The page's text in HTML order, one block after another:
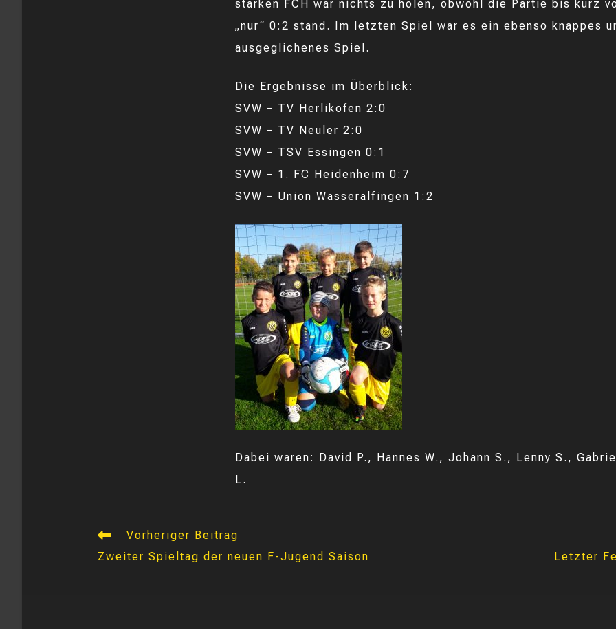
starken FCH war nichts zu holen, obwohl die Partie bis kurz
„nur“ 0:2 stand. Im letzten Spiel war es ein ebenso knappes
ausgeglichenes Spiel.
Die Ergebnisse im Überblick:
SVW – TV Herlikofen 2:0
SVW – TV Neuler 2:0
SVW – TSV Essingen 0:1
SVW – 1. FC Heidenheim 0:7
SVW – Union Wasseralfingen 1:2
Dabei waren: David P., Hannes W., Johann S., Lenny S.,
L.
Weitere
ansehen
Vorheriger Beitrag
Zweiter Spieltag der neuen F-Jugend Saison
Letzter